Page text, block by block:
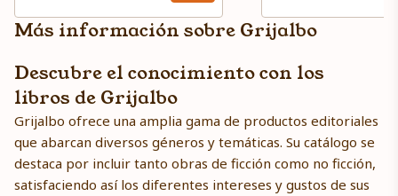
Más información sobre Grijalbo
Descubre el conocimiento con los
libros de Grijalbo
Grijalbo ofrece una amplia gama de productos editoriales
que abarcan diversos géneros y temáticas. Su catálogo se
destaca por incluir tanto obras de ficción como no ficción,
satisfaciendo así los diferentes intereses y gustos de sus